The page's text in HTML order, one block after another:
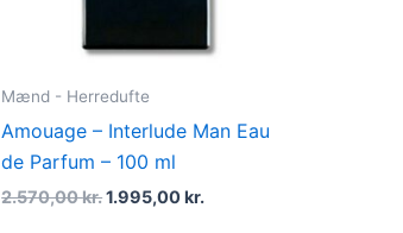
Mænd - Herredufte
Amouage – Interlude Man Eau
de Parfum – 100 ml
2.570,00kr.1.995,00kr.